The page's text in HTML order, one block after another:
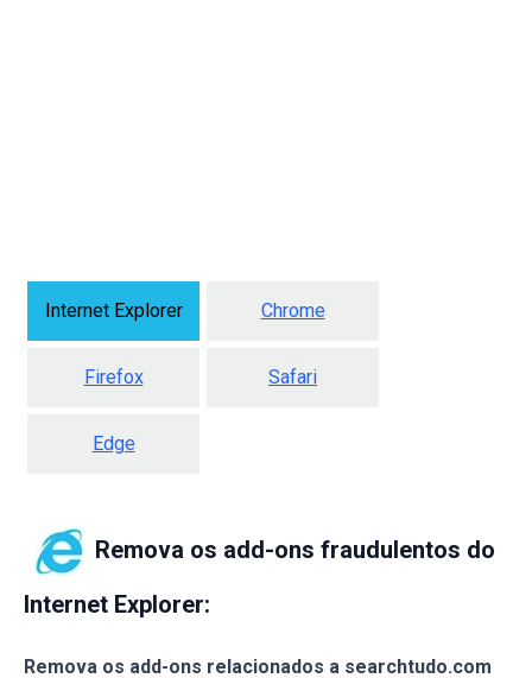
Internet Explorer Chrome
Firefox Safari
Edge
Remova os add-ons fraudulentos do
Internet Explorer:
Remova os add-ons relacionados a searchtudo.com